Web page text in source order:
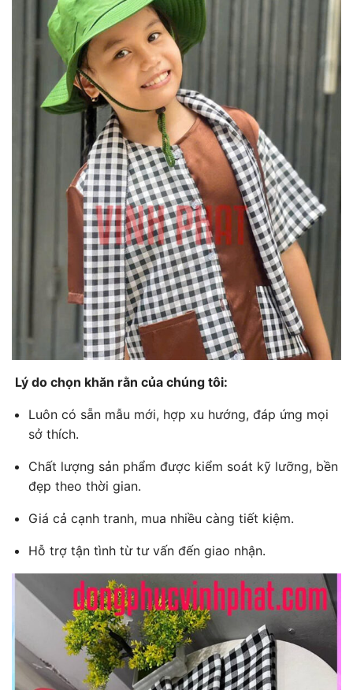
Lý do chọn khăn rằn của chúng tôi:
Luôn có sẵn mẫu mới, hợp xu hướng, đáp ứng mọi
sở thích.
Chất lượng sản phẩm được kiểm soát kỹ lưỡng, bền
đẹp theo thời gian.
Giá cả cạnh tranh, mua nhiều càng tiết kiệm.
Hỗ trợ tận tình từ tư vấn đến giao nhận.